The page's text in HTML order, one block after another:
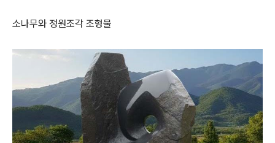
소나무와 정원조각 조형물